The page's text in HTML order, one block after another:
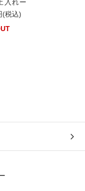
入れー
(税込)